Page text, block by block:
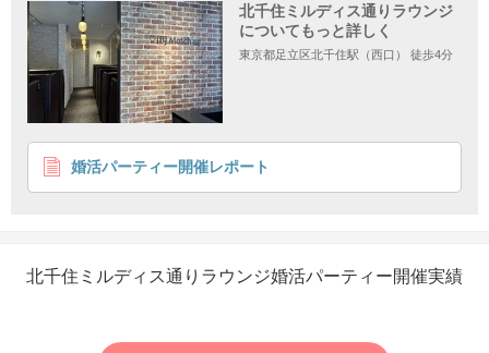
JR北千住駅西口から
北千住ミルディス通りラウンジ
についてもっと詳しく
東京都足立区北千住駅（西口） 徒歩4分
婚活パーティー開催レポート
北千住ミルディス通りラウンジ婚活パーティー開催実績